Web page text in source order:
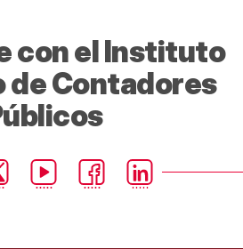
con el Instituto
de Contadores